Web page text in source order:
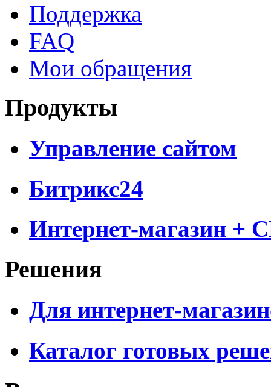
Поддержка
FAQ
Мои обращения
Продукты
Управление сайтом
Битрикс24
Интернет-магазин +
Решения
Для интернет-
Каталог готовых